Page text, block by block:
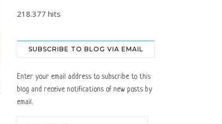
218.377 hits
SUBSCRIBE TO BLOG VIA EMAIL
Enter your email address to subscribe to this
blog and receive notifications of new posts by
email.